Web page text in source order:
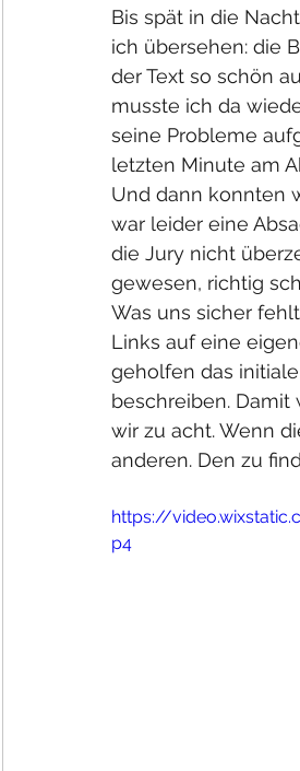
Bis spät in die
ich übersehen: die
der Text so schön
musste ich da
seine Probleme
letzten Minute am
Und dann konnten
war leider eine
die Jury nicht
gewesen, richtig
Was uns sicher
Links auf eine
geholfen das
beschreiben.
wir zu acht. Wenn
anderen. Den zu
https://
p4